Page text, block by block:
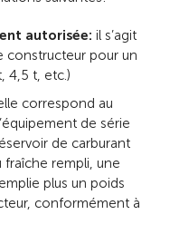
autorisée: il s’agit
constructeur pour un
4,5 t, etc.)
correspond au
de série
de carburant
fraîche rempli, une
plus un poids
conformément à